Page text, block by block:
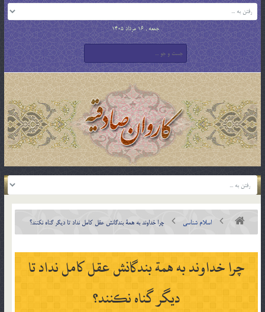
جمعه , 16 مرداد 1405
اسلام شناسی چرا خداوند به همة بندگانش عقل كامل نداد تا ديگر گناه نكنند؟
چرا خداوند به همة بندگانش عقل كامل نداد تا
ديگر گناه نكنند؟